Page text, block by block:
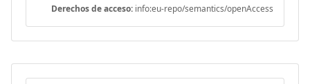
Derechos de acceso: info:eu-repo/semantics/openAccess